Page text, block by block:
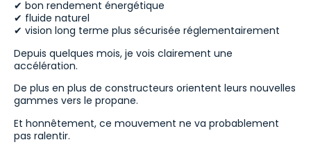
✔ bon rendement énergétique
✔ fluide naturel
✔ vision long terme plus sécurisée réglementairement
Depuis quelques mois, je vois clairement une
accélération.
De plus en plus de constructeurs orientent leurs nouvelles
gammes vers le propane.
Et honnêtement, ce mouvement ne va probablement
pas ralentir.